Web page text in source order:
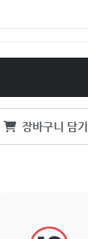
장바구니 담기